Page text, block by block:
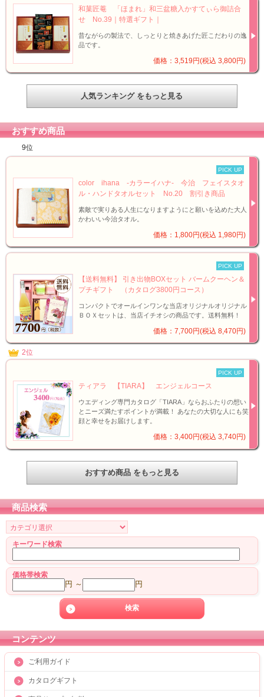
和菓匠菴 「ほまれ」和三盆糖入かすてぃら御詰合
せ No.39｜特選ギフト｜
昔ながらの製法で、しっとりと焼きあげた匠こだわりの逸
品です。
価格：3,519円(税込 3,800円)
人気ランキング をもっと見る
おすすめ商品
9位
PICK UP
color ihana -カラーイハナ- 今治 フェイスタオ
ル・ハンドタオルセット No.20 割引き商品
素敵で実りある人生になりますようにと願いを込めた大人
かわいい今治タオル。
価格：1,800円(税込 1,980円)
PICK UP
【送料無料】 引き出物BOXセット バームクーヘン＆
プチギフト （カタログ3800円コース）
コンパクトでオールインワンな当店オリジナルオリジナル
ＢＯＸセットは、当店イチオシの商品です。送料無料！
価格：7,700円(税込 8,470円)
2位
PICK UP
ティアラ 【TIARA】 エンジェルコース
ウエディング専門カタログ「TIARA」ならおふたりの想い
とニーズ満たすポイントが満載！ あなたの大切な人にも笑
顔と幸せをお届けします。
価格：3,400円(税込 3,740円)
おすすめ商品 をもっと見る
商品検索
キーワード検索
価格帯検索
円 ～ 円
コンテンツ
ご利用ガイド
カタログギフト